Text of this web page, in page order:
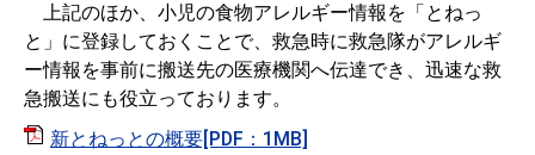
上記のほか、小児の食物アレルギー情報を「とねっ
と」に登録しておくことで、救急時に救急隊がアレルギ
ー情報を事前に搬送先の医療機関へ伝達でき、迅速な救
急搬送にも役立っております。
新とねっとの概要[PDF：1MB]